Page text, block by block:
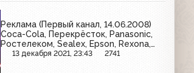
Реклама (Первый канал, 14.06.2008)
Coca-Cola, Перекрёсток, Panasonic,
Ростелеком, Sealex, Epson, Rexona,
Мегафон, МИЦ
13 декабря 2021, 23:43 2741